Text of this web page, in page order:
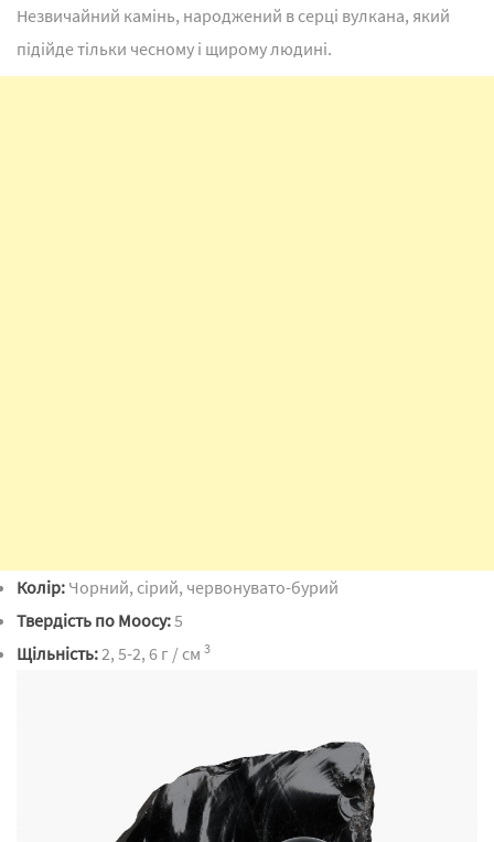
Незвичайний камінь, народжений в серці вулкана, який
підійде тільки чесному і щирому людині.
Колір: Чорний, сірий, червонувато-бурий
Твердість по Моосу:5
Щільність: 2, 5-2, 6 г / см 3